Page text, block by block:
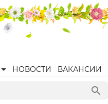
НОВОСТИ ВАКАНСИИ